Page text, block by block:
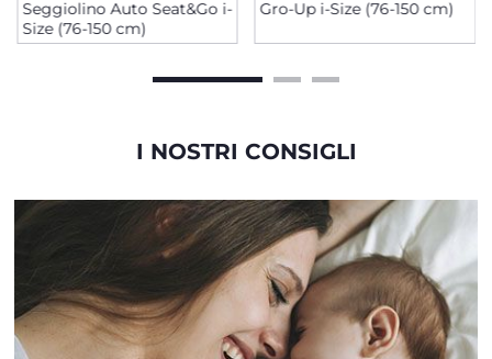
Seggiolino Auto Seat&Go i-
Size (76-150 cm)
Gro-Up i-Size (76-150 cm)
I NOSTRI CONSIGLI